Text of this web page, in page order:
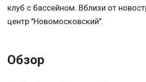
клуб с бассейном. Вблизи от
центр "Новомосковский".
Обзор